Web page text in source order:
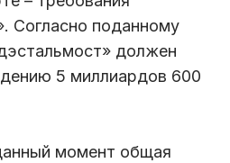
Согласно поданному
должен
5 миллиардов 600
момент общая